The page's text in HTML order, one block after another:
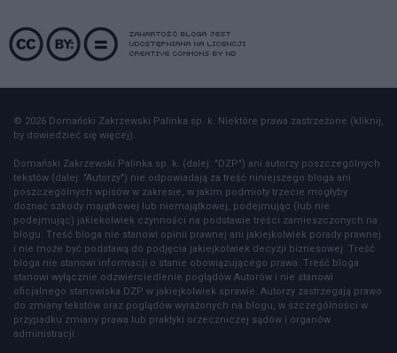
© 2026 Domański Zakrzewski Palinka sp. k. Niektóre prawa zastrzeżone (kliknij,
by dowiedzieć się więcej).
Domański Zakrzewski Palinka sp. k. (dalej: "DZP") ani autorzy poszczególnych
tekstów (dalej: "Autorzy") nie odpowiadają za treść niniejszego bloga ani
poszczególnych wpisów w zakresie, w jakim podmioty trzecie mogłyby
doznać szkody majątkowej lub niemajątkowej, podejmując (lub nie
podejmując) jakiekolwiek czynności na podstawie treści zamieszczonych na
blogu. Treść bloga nie stanowi opinii prawnej ani jakiejkolwiek porady prawnej
i nie może być podstawą do podjęcia jakiejkolwiek decyzji biznesowej. Treść
bloga nie stanowi informacji o stanie obowiązującego prawa. Treść bloga
stanowi wyłącznie odzwierciedlenie poglądów Autorów i nie stanowi
oficjalnego stanowiska DZP w jakiejkolwiek sprawie. Autorzy zastrzegają prawo
do zmiany tekstów oraz poglądów wyrażonych na blogu, w szczególności w
przypadku zmiany prawa lub praktyki orzeczniczej sądów i organów
administracji.